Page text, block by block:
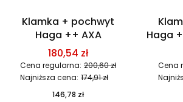
Klamka + pochwyt
Haga ++ AXA
180,54 zł
Cena regularna: 200,60 zł
Najniższa cena: 174,91 zł
146,78 zł
Cena